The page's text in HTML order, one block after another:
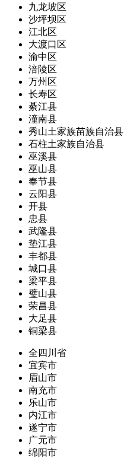
九龙坡区
沙坪坝区
江北区
大渡口区
渝中区
涪陵区
万州区
长寿区
綦江县
潼南县
秀山土家族苗族自治县
石柱土家族自治县
巫溪县
巫山县
奉节县
云阳县
开县
忠县
武隆县
垫江县
丰都县
城口县
梁平县
璧山县
荣昌县
大足县
铜梁县
全四川省
宜宾市
眉山市
南充市
乐山市
内江市
遂宁市
广元市
绵阳市